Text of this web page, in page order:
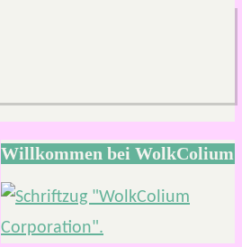
Willkommen bei WolkColium